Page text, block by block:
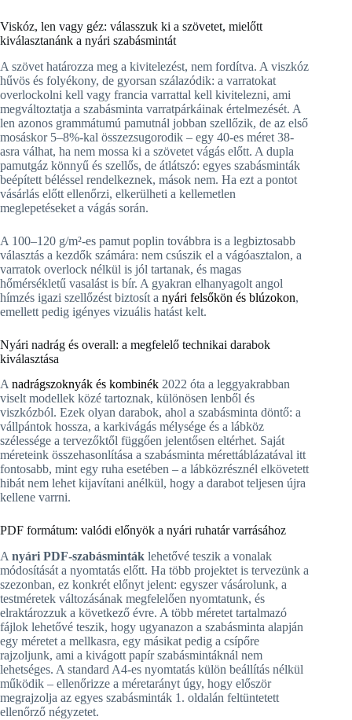
Viskóz, len vagy géz: válasszuk ki a szövetet, mielőtt
kiválasztanánk a nyári szabásmintát
A szövet határozza meg a kivitelezést, nem fordítva. A viszkóz
hűvös és folyékony, de gyorsan szálazódik: a varratokat
overlockolni kell vagy francia varrattal kell kivitelezni, ami
megváltoztatja a szabásminta varratpárkáinak értelmezését. A
len azonos grammátumú pamutnál jobban szellőzik, de az első
mosáskor 5–8%-kal összezsugorodik – egy 40-es méret 38-
asra válhat, ha nem mossa ki a szövetet vágás előtt. A dupla
pamutgáz könnyű és szellős, de átlátszó: egyes szabásminták
beépített béléssel rendelkeznek, mások nem. Ha ezt a pontot
vásárlás előtt ellenőrzi, elkerülheti a kellemetlen
meglepetéseket a vágás során.
A 100–120 g/m²-es pamut poplin továbbra is a legbiztosabb
választás a kezdők számára: nem csúszik el a vágóasztalon, a
varratok overlock nélkül is jól tartanak, és magas
hőmérsékletű vasalást is bír. A gyakran elhanyagolt angol
hímzés igazi szellőzést biztosít a nyári felsőkön és blúzokon,
emellett pedig igényes vizuális hatást kelt.
Nyári nadrág és overall: a megfelelő technikai darabok
kiválasztása
Anadrágszoknyák és kombinék 2022 óta a leggyakrabban
viselt modellek közé tartoznak, különösen lenből és
viszkózból. Ezek olyan darabok, ahol a szabásminta döntő: a
vállpántok hossza, a karkivágás mélysége és a lábköz
szélessége a tervezőktől függően jelentősen eltérhet. Saját
méreteink összehasonlítása a szabásminta mérettáblázatával itt
fontosabb, mint egy ruha esetében – a lábközrésznél elkövetett
hibát nem lehet kijavítani anélkül, hogy a darabot teljesen újra
kellene varrni.
PDF formátum: valódi előnyök a nyári ruhatár varrásához
A nyári PDF-szabásminták lehetővé teszik a vonalak
módosítását a nyomtatás előtt. Ha több projektet is tervezünk a
szezonban, ez konkrét előnyt jelent: egyszer vásárolunk, a
testméretek változásának megfelelően nyomtatunk, és
elraktározzuk a következő évre. A több méretet tartalmazó
fájlok lehetővé teszik, hogy ugyanazon a szabásminta alapján
egy méretet a mellkasra, egy másikat pedig a csípőre
rajzoljunk, ami a kivágott papír szabásmintáknál nem
lehetséges. A standard A4-es nyomtatás külön beállítás nélkül
működik – ellenőrizze a méretarányt úgy, hogy először
megrajzolja az egyes szabásminták 1. oldalán feltüntetett
ellenőrző négyzetet.